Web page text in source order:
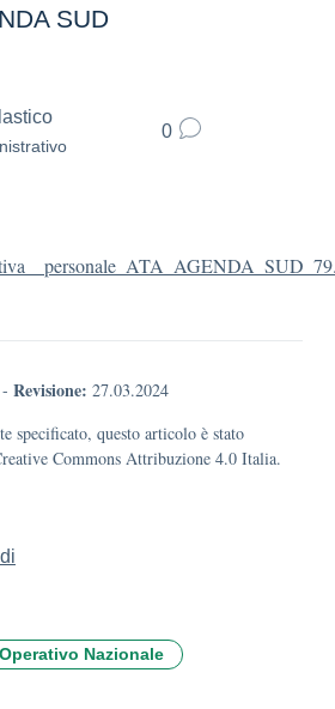
SUD
0
- Revisione: 27.03.2024
specificato, questo articolo è stato
Commons Attribuzione 4.0 Italia.
Nazionale